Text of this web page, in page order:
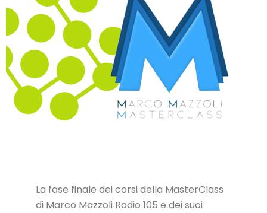
La fase finale dei corsi della MasterClass
di Marco Mazzoli Radio 105 e dei suoi